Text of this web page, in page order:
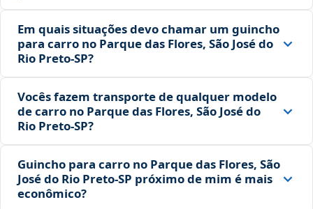
Em quais situações devo chamar um guincho
para carro no Parque das Flores, São José do
Rio Preto‑SP?
Vocês fazem transporte de qualquer modelo
de carro no Parque das Flores, São José do
Rio Preto‑SP?
Guincho para carro no Parque das Flores, São
José do Rio Preto‑SP próximo de mim é mais
econômico?